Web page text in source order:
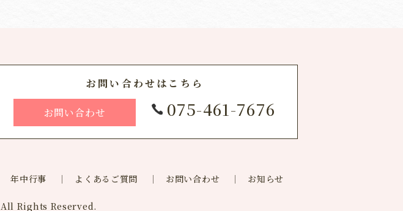
お問い合わせはこちら
お問い合わせ 075-461-7676
年中行事 よくあるご質問 お問い合わせ お知らせ
All Rights Reserved.